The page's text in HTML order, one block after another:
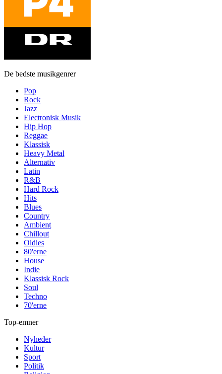
De bedste musikgenrer
Pop
Rock
Jazz
Electronisk Musik
Hip Hop
Reggae
Klassisk
Heavy Metal
Alternativ
Latin
R&B
Hard Rock
Hits
Blues
Country
Ambient
Chillout
Oldies
80'erne
House
Indie
Klassisk Rock
Soul
Techno
70'erne
Top-emner
Nyheder
Kultur
Sport
Politik